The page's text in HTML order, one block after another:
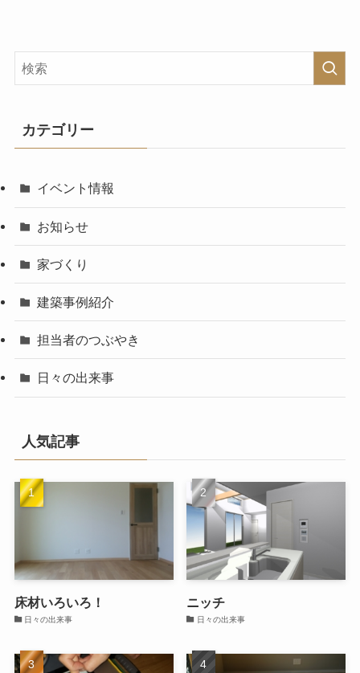
カテゴリー
イベント情報
お知らせ
家づくり
建築事例紹介
担当者のつぶやき
日々の出来事
人気記事
床材いろいろ！
日々の出来事
ニッチ
日々の出来事